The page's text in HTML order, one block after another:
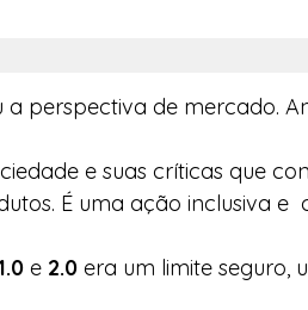
perspectiva de mercado.
e suas críticas que
É uma ação inclusiva e
e 2.0 era um limite seguro,